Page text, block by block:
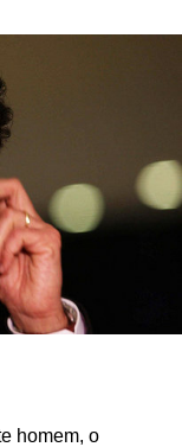
homem, o